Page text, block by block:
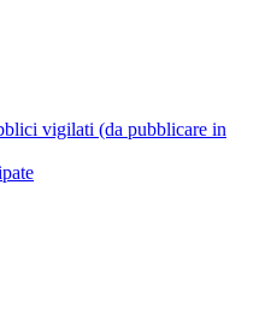
vigilati (da pubblicare in